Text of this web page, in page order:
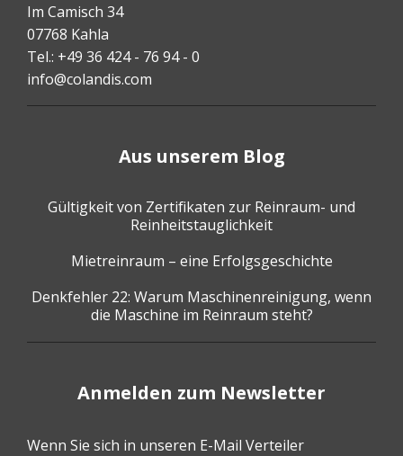
Im Camisch 34
07768 Kahla
Tel.: +49 36 424 - 76 94 - 0
info@colandis.com
Aus unserem Blog
Gültigkeit von Zertifikaten zur Reinraum- und
Reinheitstauglichkeit
Mietreinraum – eine Erfolgsgeschichte
Denkfehler 22: Warum Maschinenreinigung, wenn
die Maschine im Reinraum steht?
Anmelden zum Newsletter
Wenn Sie sich in unseren E-Mail Verteiler